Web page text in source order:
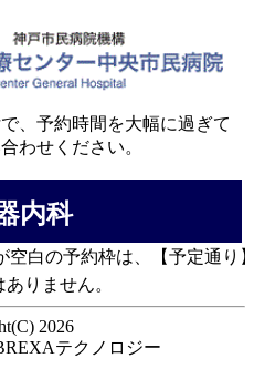
、予約時間を大幅に過ぎて
わせください。
内科
空白の予約枠は、【予定通り
りません。
2026
テクノロジー